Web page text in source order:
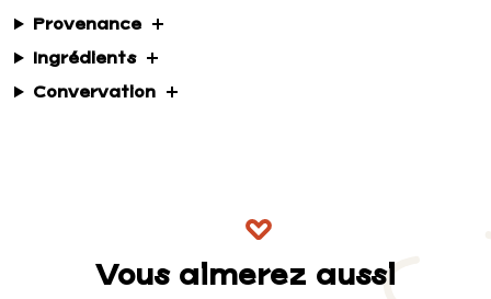
Provenance
Ingrédients
Convervation
Vous aimerez aussi